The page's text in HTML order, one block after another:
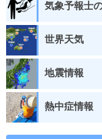
気象予報士
世界天気
地震情報
熱中症情報